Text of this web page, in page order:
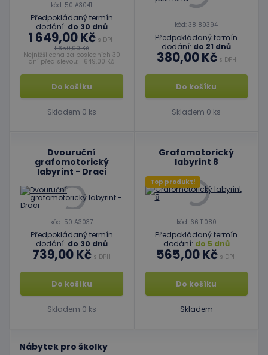
Nábytek pro školky
kód: 50 A3041
Předpokládaný termín
dodání: do 30 dnů
1 649,00 Kč s DPH
1 650,00 Kč
Nejnižší cena za posledních 30
dní před slevou: 1 649,00 Kč
Do košíku
Skladem 0 ks
kód: 38 89394
Předpokládaný termín
dodání: do 21 dnů
380,00 Kčs DPH
Do košíku
Skladem 0 ks
Dvouruční
grafomotorický
labyrint - Draci
kód: 50 A3037
Předpokládaný termín
dodání: do 30 dnů
739,00 Kč s DPH
Do košíku
Skladem 0 ks
Grafomotorický
labyrint 8
Top produkt!
kód: 66 11080
Předpokládaný termín
dodání: do 5 dnů
565,00 Kčs DPH
Do košíku
Skladem